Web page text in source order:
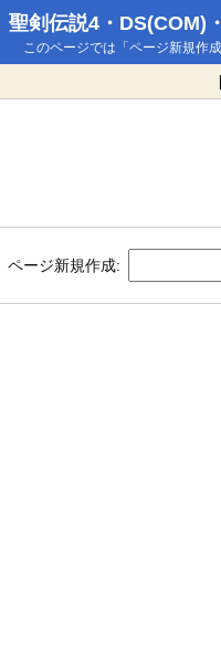
聖剣伝説4・DS(COM)
このページでは「ページ新規作
ページ新規作成: